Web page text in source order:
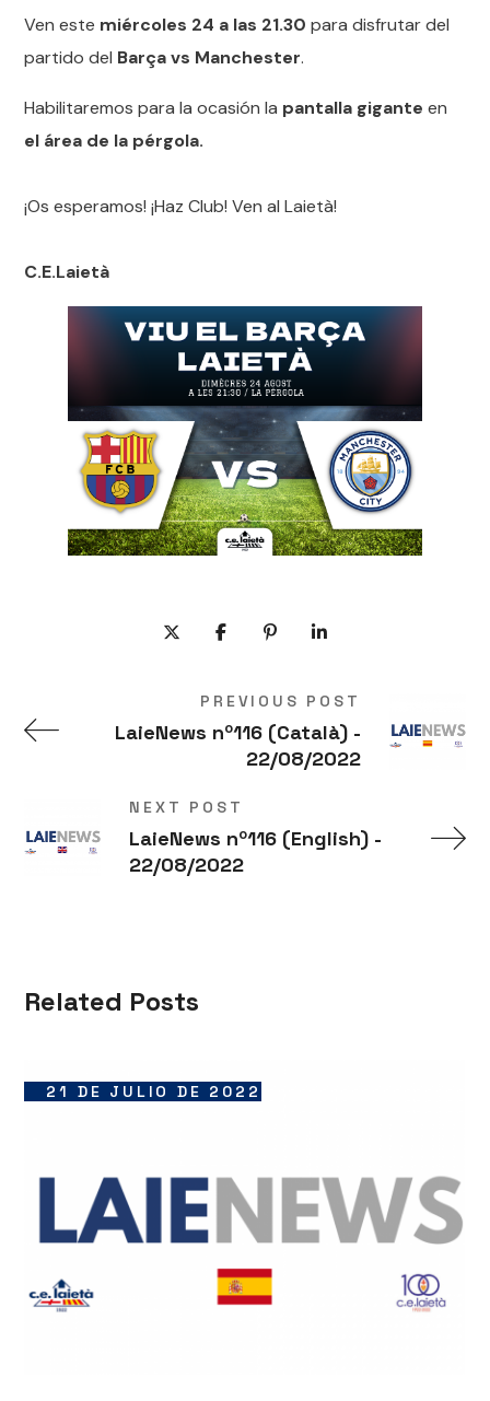
Ven este miércoles 24 a las 21.30 para disfrutar del
partido del Barça vs Manchester.
Habilitaremos para la ocasión la pantalla gigante en
el área de la pérgola.
¡Os esperamos! ¡Haz Club! Ven al Laietà!
C.E.Laietà
PREVIOUS POST
LaieNews nº116 (Català) -
22/08/2022
NEXT POST
LaieNews nº116 (English) -
22/08/2022
Related Posts
21 DE JULIO DE 2022